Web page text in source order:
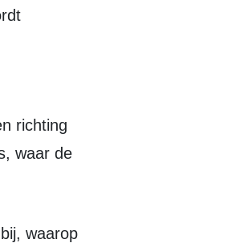
waar de
bij, waarop